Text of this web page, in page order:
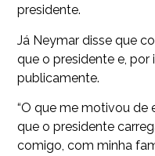
presidente.
Já Neymar disse que
que o presidente e, por
publicamente.
“O que me motivou de
que o presidente
comigo, com minha